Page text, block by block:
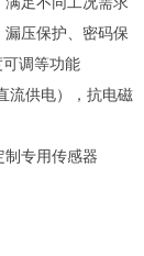
压保护、密码保
调等功能
流供电），抗电磁
专用传感器